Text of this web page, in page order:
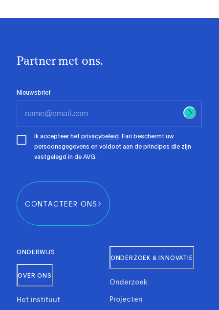
Partner met ons.
Nieuwsbrief
Ik accepteer hetprivacybeleid. Fari beschermt uw
persoonsgegevens en voldoet aan de principes die zijn
vastgelegd in de AVG.
CONTACTEER ONS
ONDERWIJS
OVER ONS
Het instituut
ONDERZOEK & INNOVATIE
Onderzoek
Projecten